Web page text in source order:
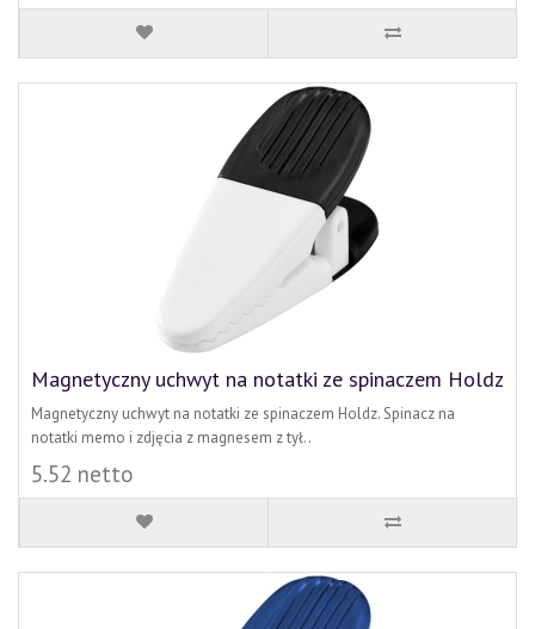
Magnetyczny uchwyt na notatki ze spinaczem Holdz
Magnetyczny uchwyt na notatki ze spinaczem Holdz. Spinacz na
notatki memo i zdjęcia z magnesem z tył..
5.52 netto